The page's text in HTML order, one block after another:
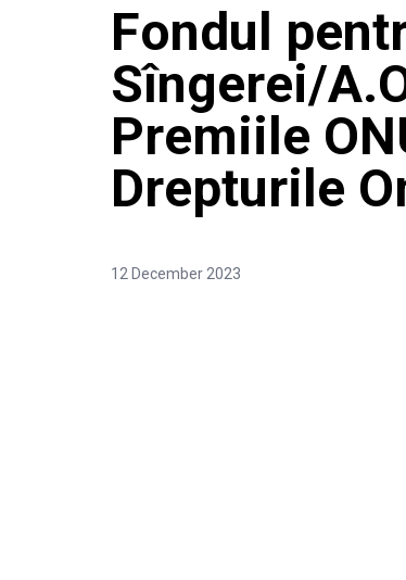
Fondul
Sîngerei/
Premiile
Drepturile
12 December 2023